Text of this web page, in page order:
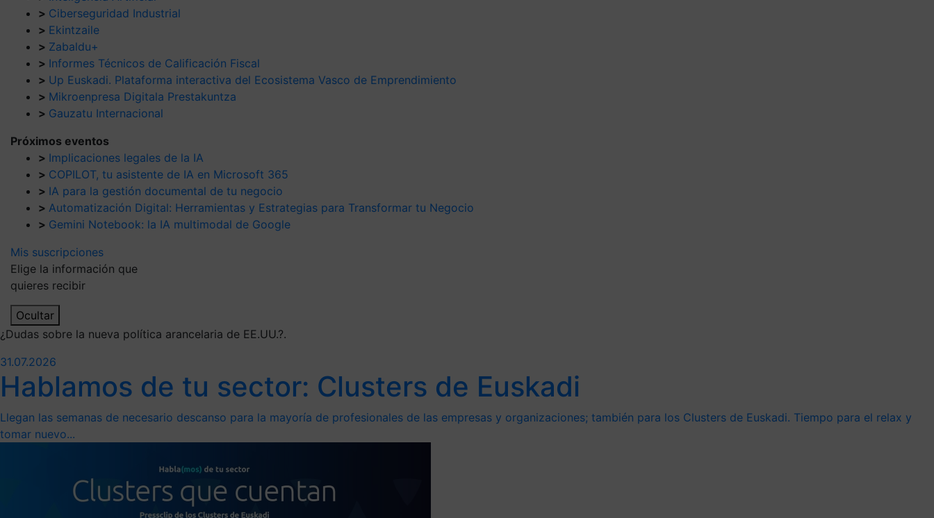
> Ciberseguridad Industrial
> Ekintzaile
> Zabaldu+
> Informes Técnicos de Calificación Fiscal
> Up Euskadi. Plataforma interactiva del Ecosistema Vasco de Emprendimiento
> Mikroenpresa Digitala Prestakuntza
> Gauzatu Internacional
Próximos eventos
> Implicaciones legales de la IA
> COPILOT, tu asistente de IA en Microsoft 365
> IA para la gestión documental de tu negocio
> Automatización Digital: Herramientas y Estrategias para Transformar tu Negocio
> Gemini Notebook: la IA multimodal de Google
Mis suscripciones
Elige la información que
quieres recibir
Ocultar
¿Dudas sobre la nueva política arancelaria de EE.UU.?.
31.07.2026
Hablamos de tu sector: Clusters de Euskadi
Llegan las semanas de necesario descanso para la mayoría de profesionales de las empresas y organizaciones; también para los Clusters de Euskadi. Tiempo para el relax y
tomar nuevo...